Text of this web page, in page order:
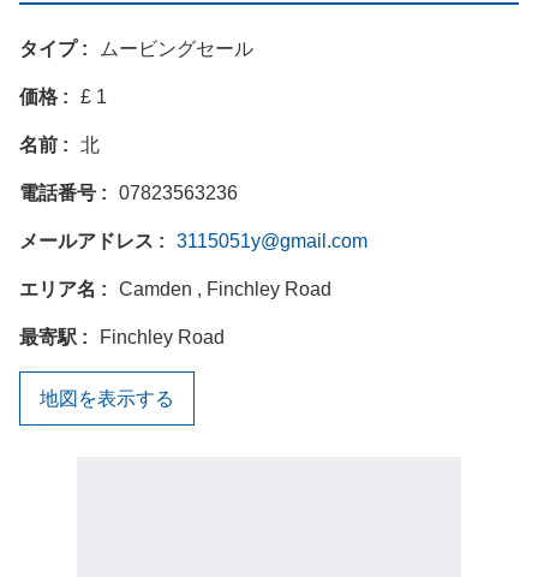
タイプ ムービングセール
価格 £ 1
名前 北
電話番号 07823563236
メールアドレス 3115051y@gmail.com
エリア名 Camden , Finchley Road
最寄駅 Finchley Road
地図を表示する